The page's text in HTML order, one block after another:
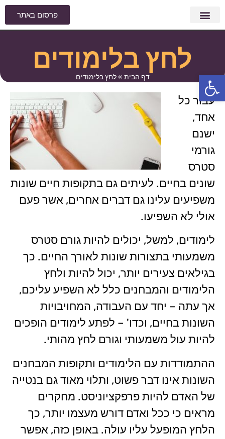
פתח סרגל נגישות
פרסום באתר
לחץ בלימודים
דף הבית »לחץ בלימודים
עבור כל
אחד,
ישנם
גורמי
סטרס
שונים בחיים. לעיתים גם בתקופות חיים שונות
משפיעים עלינו גם דברים אחרים, אשר פעם
אולי לא השפיעו.
לימודים, למשל, יכולים להיות גורם סטרס
משמעותי בתצורות שונות לאורך החיים. כך
בגילאים צעירים יותר, יכול להיות ולחץ
הלימודים והמבחנים כלל לא השפיע עליכם,
אך עתה – יחד עם העבודה, המחויבויות
השונות בחיים, וכדו' – לפתע לימודים הופכים
להיות עול משמעותי וגורם לחץ מהותי.
ההתמודדות עם הלימודים ותקופות המבחנים
השונות אינו דבר פשוט, ותלוי מאוד גם בנטייה
של האדם להיות פרפקציוניסט. מחקרים
מראים כי ככל ואדם דורש מעצמו יותר, כך
הלחץ המופעל עליו עולה. באופן כזה, אפשר